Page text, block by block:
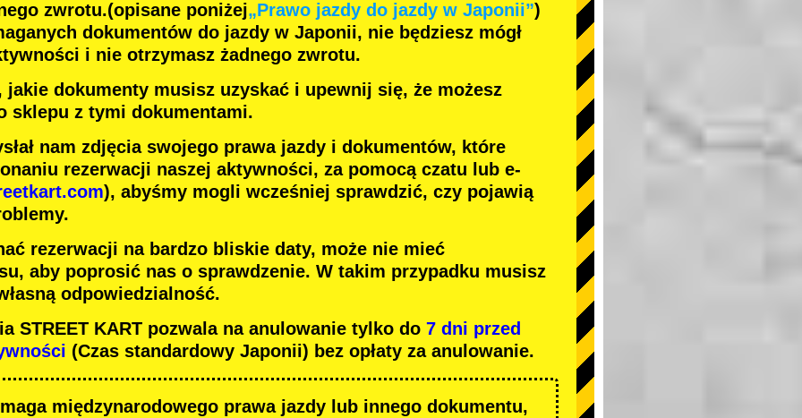
zwrotu.(opisane poniżej„Prawo jazdy do jazdy w Japonii”)
dokumentów do jazdy w Japonii, nie będziesz mógł
i nie otrzymasz żadnego zwrotu.
jakie dokumenty musisz uzyskać i upewnij się, że możesz
sklepu z tymi dokumentami.
nam zdjęcia swojego prawa jazdy i dokumentów, które
rezerwacji naszej aktywności, za pomocą czatu lub e-
), abyśmy mogli wcześniej sprawdzić, czy pojawią
rezerwacji na bardzo bliskie daty, może nie mieć
aby poprosić nas o sprawdzenie. W takim przypadku musisz
odpowiedzialność.
STREET KART pozwala na anulowanie tylko do 7 dni przed
(Czas standardowy Japonii) bez opłaty za anulowanie.
międzynarodowego prawa jazdy lub innego dokumentu,